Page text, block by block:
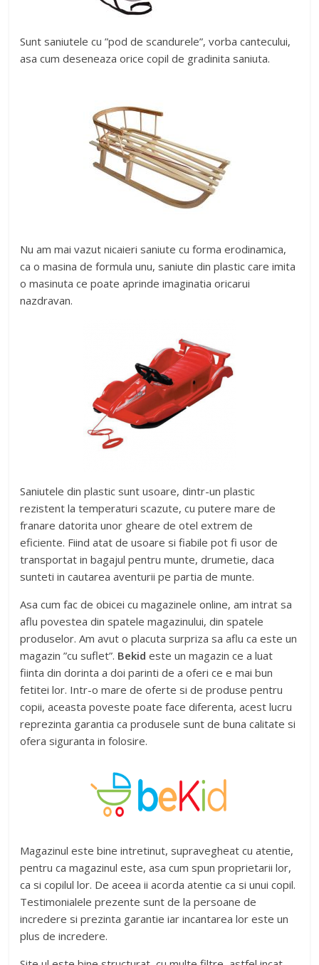
Sunt saniutele cu ”pod de scandurele”, vorba cantecului,
asa cum deseneaza orice copil de gradinita saniuta.
Nu am mai vazut nicaieri saniute cu forma erodinamica,
ca o masina de formula unu, saniute din plastic care imita
o masinuta ce poate aprinde imaginatia oricarui
nazdravan.
Saniutele din plastic sunt usoare, dintr-un plastic
rezistent la temperaturi scazute, cu putere mare de
franare datorita unor gheare de otel extrem de
eficiente. Fiind atat de usoare si fiabile pot fi usor de
transportat in bagajul pentru munte, drumetie, daca
sunteti in cautarea aventurii pe partia de munte.
Asa cum fac de obicei cu magazinele online, am intrat sa
aflu povestea din spatele magazinului, din spatele
produselor. Am avut o placuta surpriza sa aflu ca este un
magazin ”cu suflet”. Bekid este un magazin ce a luat
fiinta din dorinta a doi parinti de a oferi ce e mai bun
fetitei lor. Intr-o mare de oferte si de produse pentru
copii, aceasta poveste poate face diferenta, acest lucru
reprezinta garantia ca produsele sunt de buna calitate si
ofera siguranta in folosire.
Magazinul este bine intretinut, supravegheat cu atentie,
pentru ca magazinul este, asa cum spun proprietarii lor,
ca si copilul lor. De aceea ii acorda atentie ca si unui copil.
Testimonialele prezente sunt de la persoane de
incredere si prezinta garantie iar incantarea lor este un
plus de incredere.